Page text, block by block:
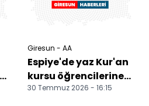
Giresun - AA
Espiye'de yaz Kur'an
kursu öğrencilerine
yönelik etkinlik
30 Temmuz 2026 - 16:15